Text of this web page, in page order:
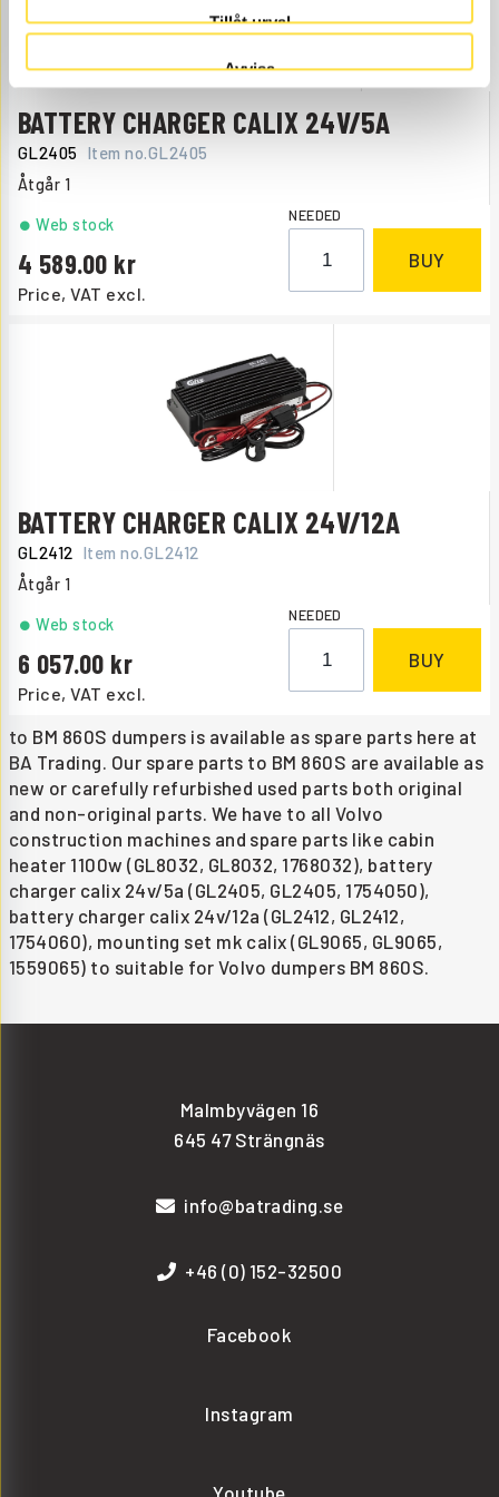
Tillåt urval
Avvisa
BATTERY CHARGER CALIX 24V/5A
GL2405 Item no.GL2405
Åtgår 1
Price, VAT excl.
4 589.00
Web stock NEEDED
BUY
BATTERY CHARGER CALIX 24V/12A
GL2412 Item no.GL2412
Åtgår 1
Price, VAT excl.
6 057.00
Web stock NEEDED
BUY
to BM 860S dumpers is available as spare parts here at
BA Trading. Our spare parts to BM 860S are available as
new or carefully refurbished used parts both original
and non-original parts. We have to all Volvo
construction machines and spare parts like cabin
heater 1100w (GL8032, GL8032, 1768032), battery
charger calix 24v/5a (GL2405, GL2405, 1754050),
battery charger calix 24v/12a (GL2412, GL2412,
1754060), mounting set mk calix (GL9065, GL9065,
1559065) to suitable for Volvo dumpers BM 860S.
Malmbyvägen 16
645 47 Strängnäs
info@batrading.se
+46 (0) 152-32500
Facebook
Instagram
Youtube